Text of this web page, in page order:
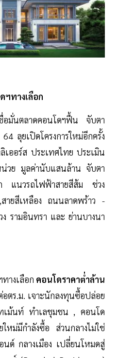
ฯทางเลือก
อมั่นตลาดคอนโดฯฟื้น จับตา
ลุยเปิดโครงการใหม่อีกครั้ง
ออร์ส ประเทศไทย ประเมิน
วย มูลค่านับแสนล้าน จับตา
นวรถไฟฟ้าสายสีส้ม ช่วง
ยสีเหลือง ถนนลาดพร้าว -
รามอินทรา และ ย่านบางนา
างเลือก คอนโดราคาต่ำล้าน
ตร.ม. เจาะนักลงทุนซื้อปล่อย
ทเม้นท์ ทำเลชุมชน , คอนโด
หม่มีกำลังซื้อ ส่วนกลางไม่ใช่
ด์ กลางเมือง เปลี่ยนโหมดสู่